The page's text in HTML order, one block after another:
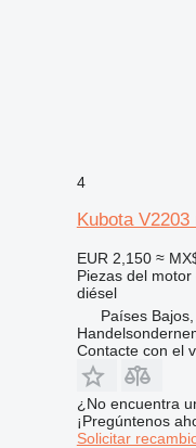
4
Kubota
EUR 2,150 ≈
Piezas del
diésel
Países
Contacte con el
¿No encuentra
¡Pregúntenos
Solicitar